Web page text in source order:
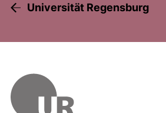
Universität Regensburg